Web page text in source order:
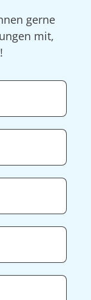
gerne
mit,